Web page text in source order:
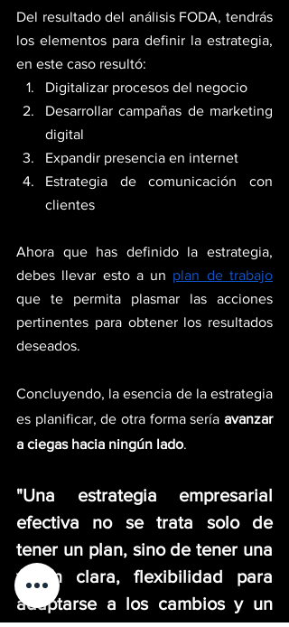
Del resultado del análisis FODA, tendrás
los elementos para definir la estrategia,
en este caso resultó:
Digitalizar procesos del negocio
Desarrollar campañas de marketing
digital
Expandir presencia en internet
Estrategia de comunicación con
clientes
Ahora que has definido la estrategia,
debes llevar esto a un plan de trabajo
que te permita plasmar las acciones
pertinentes para obtener los resultados
deseados.
Concluyendo, la esencia de la estrategia
es planificar, de otra forma sería avanzar
a ciegas hacia ningún lado.
"Una estrategia empresarial
efectiva no se trata solo de
tener un plan, sino de tener una
visión clara, flexibilidad para
adaptarse a los cambios y un